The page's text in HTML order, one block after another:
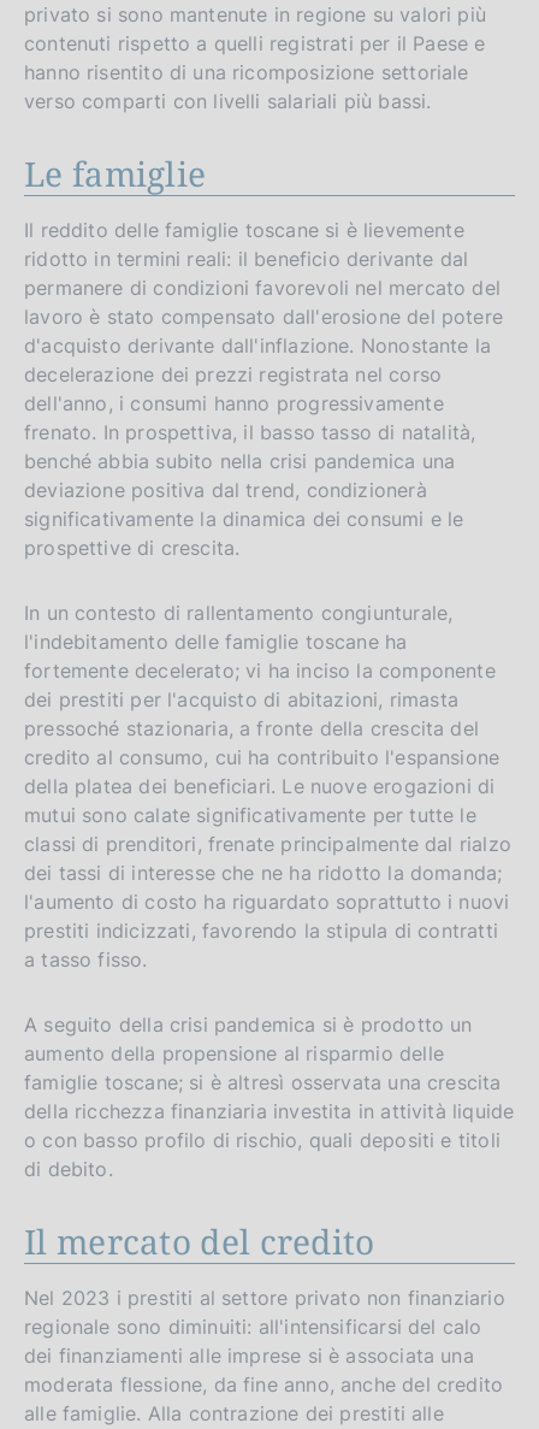
privato si sono mantenute in regione su valori più
contenuti rispetto a quelli registrati per il Paese e
hanno risentito di una ricomposizione settoriale
verso comparti con livelli salariali più bassi.
Le famiglie
Il reddito delle famiglie toscane si è lievemente
ridotto in termini reali: il beneficio derivante dal
permanere di condizioni favorevoli nel mercato del
lavoro è stato compensato dall'erosione del potere
d'acquisto derivante dall'inflazione. Nonostante la
decelerazione dei prezzi registrata nel corso
dell'anno, i consumi hanno progressivamente
frenato. In prospettiva, il basso tasso di natalità,
benché abbia subito nella crisi pandemica una
deviazione positiva dal trend, condizionerà
significativamente la dinamica dei consumi e le
prospettive di crescita.
In un contesto di rallentamento congiunturale,
l'indebitamento delle famiglie toscane ha
fortemente decelerato; vi ha inciso la componente
dei prestiti per l'acquisto di abitazioni, rimasta
pressoché stazionaria, a fronte della crescita del
credito al consumo, cui ha contribuito l'espansione
della platea dei beneficiari. Le nuove erogazioni di
mutui sono calate significativamente per tutte le
classi di prenditori, frenate principalmente dal rialzo
dei tassi di interesse che ne ha ridotto la domanda;
l'aumento di costo ha riguardato soprattutto i nuovi
prestiti indicizzati, favorendo la stipula di contratti
a tasso fisso.
A seguito della crisi pandemica si è prodotto un
aumento della propensione al risparmio delle
famiglie toscane; si è altresì osservata una crescita
della ricchezza finanziaria investita in attività liquide
o con basso profilo di rischio, quali depositi e titoli
di debito.
Il mercato del credito
Nel 2023 i prestiti al settore privato non finanziario
regionale sono diminuiti: all'intensificarsi del calo
dei finanziamenti alle imprese si è associata una
moderata flessione, da fine anno, anche del credito
alle famiglie. Alla contrazione dei prestiti alle